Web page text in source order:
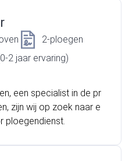
2-ploegen
2 jaar ervaring)
een specialist in de pr
zijn wij op zoek naar e
ploegendienst.